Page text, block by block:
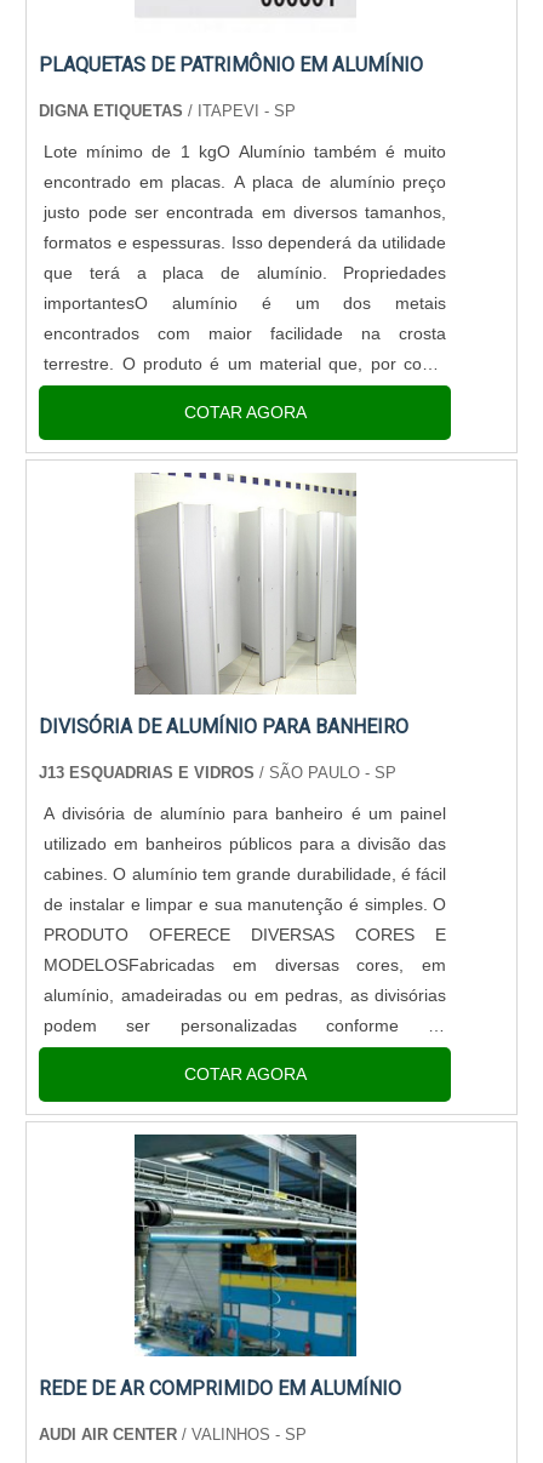
PLAQUETAS DE PATRIMÔNIO EM ALUMÍNIO
DIGNA ETIQUETAS / ITAPEVI - SP
Lote mínimo de 1 kgO Alumínio também é muito
encontrado em placas. A placa de alumínio preço
justo pode ser encontrada em diversos tamanhos,
formatos e espessuras. Isso dependerá da utilidade
que terá a placa de alumínio. Propriedades
importantesO alumínio é um dos metais
encontrados com maior facilidade na crosta
terrestre. O produto é um material que, por conta
variedade de soluções para diversos ....
COTAR AGORA
DIVISÓRIA DE ALUMÍNIO PARA BANHEIRO
J13 ESQUADRIAS E VIDROS / SÃO PAULO - SP
A divisória de alumínio para banheiro é um painel
utilizado em banheiros públicos para a divisão das
cabines. O alumínio tem grande durabilidade, é fácil
de instalar e limpar e sua manutenção é simples. O
PRODUTO OFERECE DIVERSAS CORES E
MODELOSFabricadas em diversas cores, em
alumínio, amadeiradas ou em pedras, as divisórias
podem ser personalizadas conforme as
Normalmente, as divisórias sanitárias possuem
distintos sistemas e opções de portas, atendend.
COTAR AGORA
REDE DE AR COMPRIMIDO EM ALUMÍNIO
AUDI AIR CENTER / VALINHOS - SP